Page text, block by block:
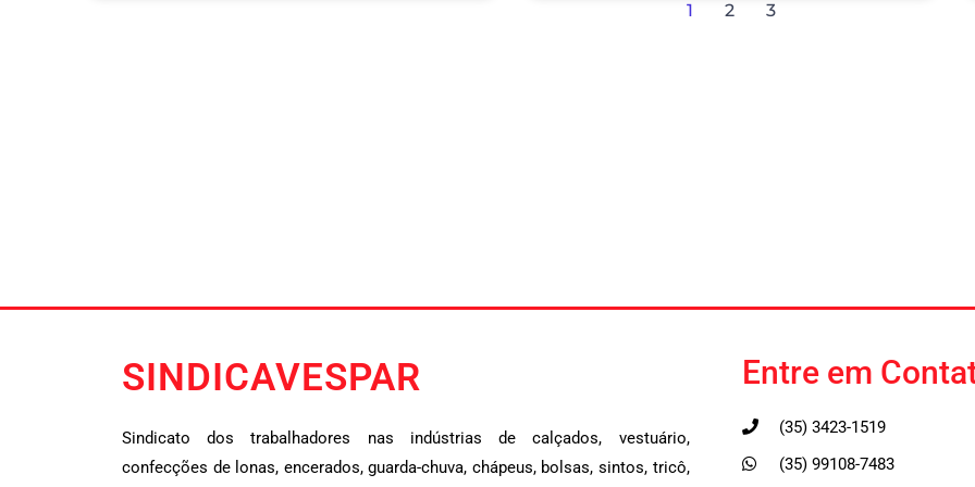
1 2 3
SINDICAVESPAR
Sindicato dos trabalhadores nas indústrias de calçados, vestuário,
confecções de lonas, encerados, guarda-chuva, chápeus, bolsas, sintos, tricô,
Entre em
(35) 3423-1519
(35) 99108-7483